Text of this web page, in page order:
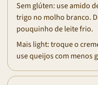
Sem glúten: use amido
trigo no molho branco.
pouquinho de leite frio.
Mais light: troque o
use queijos com menos